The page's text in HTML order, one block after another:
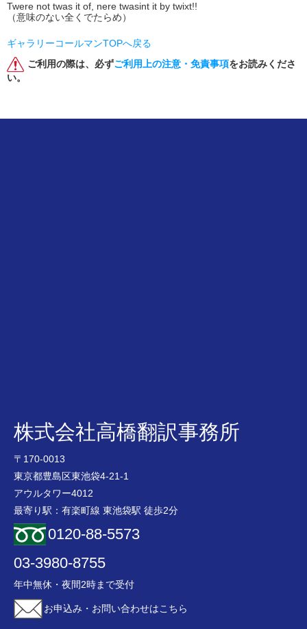
Twere not twas it of, nere twasint it by twixt!!
（意味のない全くでたらめ）
ギャラリーコールマンTOPへ戻る
ご利用の際は、必ずご利用上の注意・免責事項をお読みくださ
い。
株式会社高橋翻訳事務所
〒170-0013
東京都豊島区東池袋4-21-1
アウルタワー4012
最寄り駅：有楽町線 東池袋駅 徒歩2分
0120-88-5573
03-3980-8755
年中無休・夜間2時まで受付
お申込み・お問い合わせはこちら